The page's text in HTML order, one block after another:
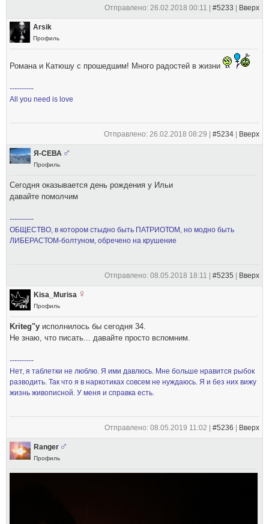
Отправлено: 26.02.2018 00:11 | #5233 Вверх
Arsik
Профиль
Романа и Катюшу с прошедшим! Много радостей в жизни
----------
All you need is love
Отправлено: 26.02.2018 08:29 | #5234 Вверх
Я-СЕВА
Профиль
Сегодня оказывается день рождения у Ильи
давайте помолчим
----------
ОБЩЕСТВО, в котором стыдно быть ПАТРИОТОМ, но модно быть
ЛИБЕРАСТОМ-болтуном, обречено на крушение
Отправлено: 08.05.2018 18:11 | #5235 Вверх
Kisa_Murisa
Профиль
Kriteg"у исполнилось бы сегодня 34.
Не знаю, что писать... давайте просто вспомним.
----------
Нет, я таблетки не люблю. Я ими давлюсь. Мне больше нравится рыбок
разводить. Так что я в наркотиках совсем не нуждаюсь. Я и без них вижу
жизнь живописной. У меня и справка есть.
Отправлено: 08.05.2019 11:02 | #5236 Вверх
Ranger
Профиль